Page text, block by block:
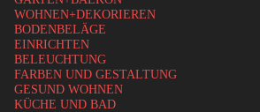
WOHNEN+DEKORIEREN
BODENBELÄGE
EINRICHTEN
BELEUCHTUNG
FARBEN UND GESTALTUNG
GESUND WOHNEN
KÜCHE UND BAD